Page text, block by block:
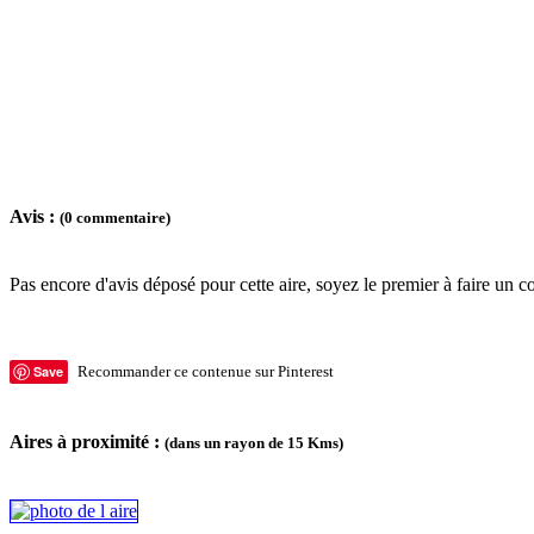
Avis : (0 commentaire)
Pas encore d'avis déposé pour cette aire, soyez le premier à faire un
Save Recommander ce contenue sur Pinterest
Aires à proximité : (dans un rayon de 15 Kms)